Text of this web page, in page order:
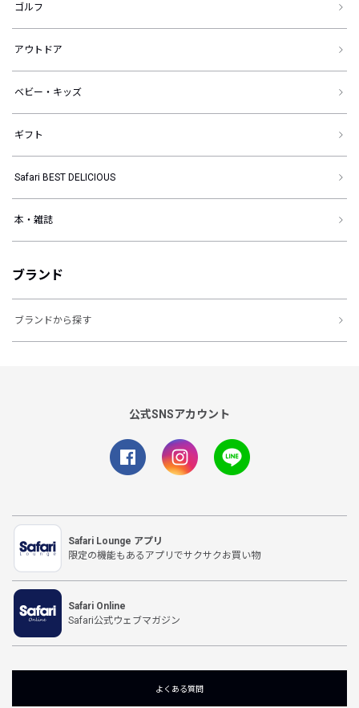
ゴルフ
アウトドア
ベビー・キッズ
ギフト
Safari BEST DELICIOUS
本・雑誌
ブランド
ブランドから探す
公式SNSアカウント
Safari Lounge アプリ
限定の機能もあるアプリでサクサクお買い物
Safari Online
Safari公式ウェブマガジン
よくある質問